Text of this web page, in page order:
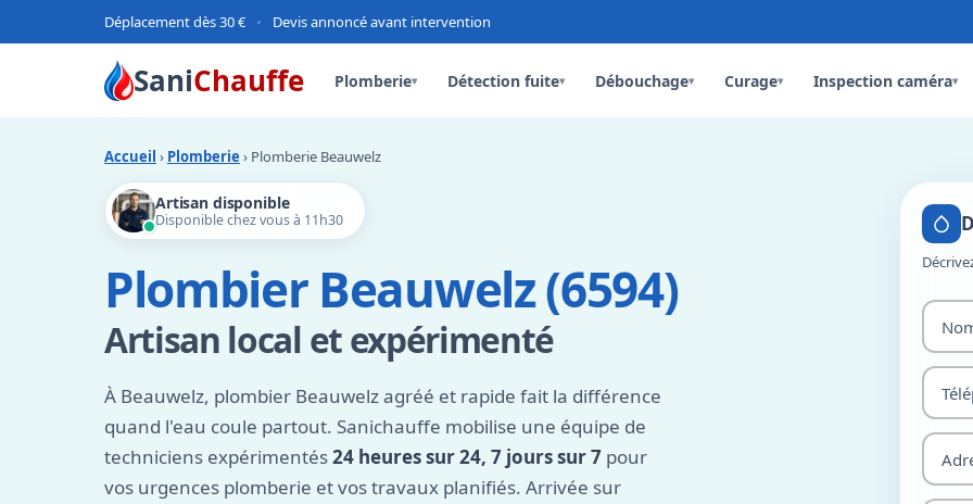
Déplacement dès 30 € • Devis annoncé avant intervention
SaniChauffe Plomberie▾ Détection fuite▾ Débouchage▾ Curage▾ Inspection caméra▾
Accueil › Plomberie › Plomberie Beauwelz
Artisan disponible
Disponible chez vous à 11h30
Plombier Beauwelz (6594)
Artisan local et expérimenté
À Beauwelz, plombier Beauwelz agréé et rapide fait la différence
quand l'eau coule partout. Sanichauffe mobilise une équipe de
techniciens expérimentés24 heures sur 24, 7 jours sur 7 pour
vos urgences plomberie et vos travaux planifiés. Arrivée sur